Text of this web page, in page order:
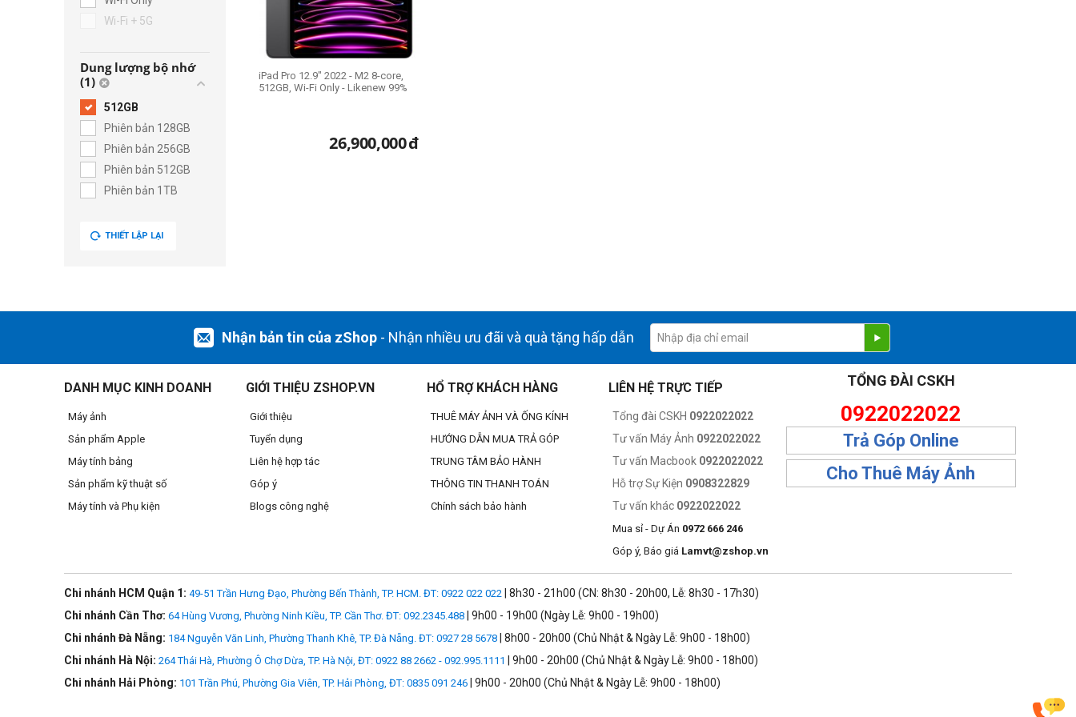
Wi-Fi + 5G
Dung lượng bộ nhớ
(1)
512GB
Phiên bản 128GB
Phiên bản 256GB
Phiên bản 512GB
Phiên bản 1TB
THIẾT LẬP LẠI
iPad Pro 12.9" 2022 - M2 8-core,
512GB, Wi-Fi Only - Likenew 99%
26,900,000đ
Nhận bản tin của zShop - Nhận nhiều ưu đãi và quà tặng hấp dẫn
DANH MỤC KINH DOANH
Máy ảnh
Sản phẩm Apple
Máy tính bảng
Sản phẩm kỹ thuật số
Máy tính và Phụ kiện
GIỚI THIỆU ZSHOP.VN
Giới thiệu
Tuyển dụng
Liên hệ hợp tác
Góp ý
Blogs công nghệ
HỔ TRỢ KHÁCH HÀNG
THUÊ MÁY ẢNH VÀ ỐNG KÍNH
HƯỚNG DẪN MUA TRẢ GÓP
TRUNG TÂM BẢO HÀNH
THÔNG TIN THANH TOÁN
Chính sách bảo hành
LIÊN HỆ TRỰC TIẾP
Tổng đài CSKH 0922022022
Tư vấn Máy Ảnh 0922022022
Tư vấn Macbook 0922022022
Hỗ trợ Sự Kiện 0908322829
Tư vấn khác 0922022022
Mua sỉ - Dự Án 0972 666 246
Góp ý, Báo giá Lamvt@zshop.vn
TỔNG ĐÀI CSKH
0922022022
Trả Góp Online
Cho Thuê Máy Ảnh
Chi nhánh HCM Quận 1: 49-51 Trần Hưng Đạo, Phường Bến Thành, TP. HCM. ĐT: 0922 022 022 | 8h30 - 21h00 (CN: 8h30 - 20h00, Lễ: 8h30 - 17h30)
Chi nhánh Cần Thơ: 64 Hùng Vương, Phường Ninh Kiều, TP. Cần Thơ. ĐT: 092.2345.488 | 9h00 - 19h00 (Ngày Lễ: 9h00 - 19h00)
Chi nhánh Đà Nẵng: 184 Nguyễn Văn Linh, Phường Thanh Khê, TP. Đà Nẵng. ĐT: 0927 28 5678 | 8h00 - 20h00 (Chủ Nhật & Ngày Lễ: 9h00 - 18h00)
Chi nhánh Hà Nội: 264 Thái Hà, Phường Ô Chợ Dừa, TP. Hà Nội, ĐT: 0922 88 2662 - 092.995.1111
| 9h00 - 20h00 (Chủ Nhật & Ngày Lễ: 9h00 - 18h00)
Chi nhánh Hải Phòng: 101 Trần Phú, Phường Gia Viên, TP. Hải Phòng, ĐT: 0835 091 246 | 9h00 - 20h00 (Chủ Nhật & Ngày Lễ: 9h00 - 18h00)